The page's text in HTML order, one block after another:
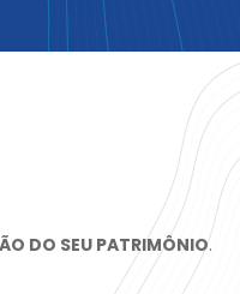
DO SEU PATRIMÔNIO.